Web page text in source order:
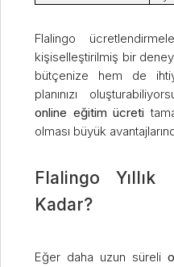
Flalingo
kişiselleştirilmiş bir
bütçenize hem de
planınızı
online eğitim ücreti
olması büyük
Flalingo
Kadar?
Eğer daha uzun süreli